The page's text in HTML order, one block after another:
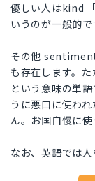
優しい人はkind
いうのが一般的で
その他
も存在します。
という意味の単
うに悪口に使わ
ん。お国自慢に使
なお、英語では